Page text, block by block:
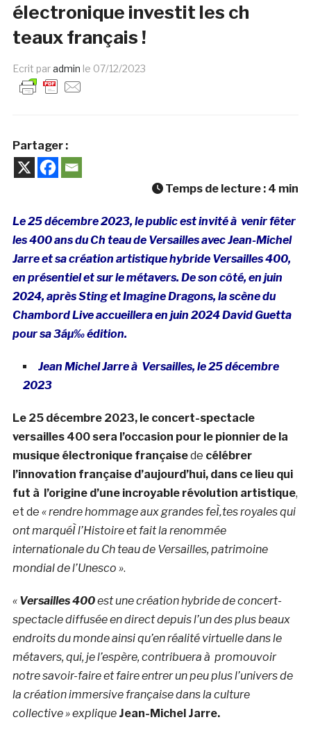
électronique investit les ch
teaux français !
Ecrit paradmin le 07/12/2023
Partager :
Temps de lecture : 4 min
Le 25 décembre 2023, le public est invité à venir fêter
les 400 ans du Ch teau de Versailles avec Jean-Michel
Jarre et sa création artistique hybride Versailles 400,
en présentiel et sur le métavers. De son côté, en juin
2024, après Sting et Imagine Dragons, la scène du
Chambord Live accueillera en juin 2024 David Guetta
pour sa 3áµ‰ édition.
Jean Michel Jarre à Versailles, le 25 décembre
2023
Le 25 décembre 2023, le concert-spectacle
versailles 400 sera l’occasion pour le pionnier de la
musique électronique françaisede célébrer
l’innovation française d’aujourd’hui, dans ce lieu qui
fut à l’origine d’une incroyable révolution artistique,
et de « rendre hommage aux grandes feÌ‚tes royales qui
ont marquéÌ l’Histoire et fait la renommée
internationale du Ch teau de Versailles, patrimoine
mondial de l’Unesco ».
« Versailles 400est une création hybride de concert-
spectacle diffusée en direct depuis l’un des plus beaux
endroits du monde ainsi qu’en réalité virtuelle dans le
métavers, qui, je l’espère, contribuera à promouvoir
notre savoir-faire et faire entrer un peu plus l’univers de
la création immersive française dans la culture
collective » explique Jean-Michel Jarre.